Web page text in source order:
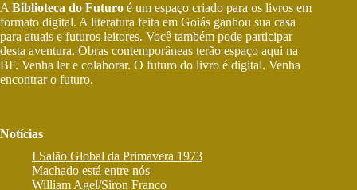
A Biblioteca do Futuro é um espaço criado para os livros em
formato digital. A literatura feita em Goiás ganhou sua casa
para atuais e futuros leitores. Você também pode participar
desta aventura. Obras contemporâneas terão espaço aqui na
BF. Venha ler e colaborar. O futuro do livro é digital. Venha
encontrar o futuro.
Notícias
I Salão Global da Primavera 1973
Machado está entre nós
William Agel/Siron Franco